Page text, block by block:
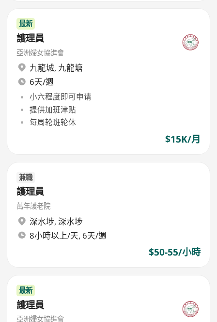
最新
護理員
亞洲婦女協進會
九龍城, 九龍塘
6天/週
小六程度即可申请
提供加班津贴
每周轮班轮休
$15K/月
兼職
護理員
萬年護老院
深水埗, 深水埗
8小時以上/天, 6天/週
$50-55/小時
最新
護理員
亞洲婦女協進會